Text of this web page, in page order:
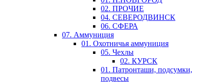
02. ПРОЧИЕ
04. СЕВЕРОДВИНСК
06. СФЕРА
07. Аммуниция
01. Охотничья аммуниция
05. Чехлы
02. КУРСК
01. Патронташи, подсумки,
подвесы